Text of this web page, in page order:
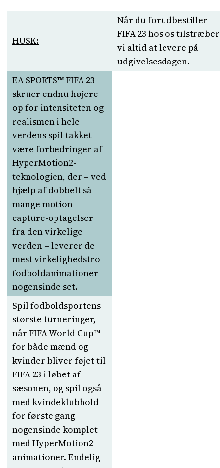
HUSK:
Når du forudbestiller
FIFA 23 hos os tilstræber
vi altid at levere på
udgivelsesdagen.
EA SPORTS™ FIFA 23
skruer endnu højere
op for intensiteten og
realismen i hele
verdens spil takket
være forbedringer af
HyperMotion2-
teknologien, der – ved
hjælp af dobbelt så
mange motion
capture-optagelser
fra den virkelige
verden – leverer de
mest virkelighedstro
fodboldanimationer
nogensinde set.
Spil fodboldsportens
største turneringer,
når FIFA World Cup™
for både mænd og
kvinder bliver føjet til
FIFA 23 i løbet af
sæsonen, og spil også
med kvindeklubhold
for første gang
nogensinde komplet
med HyperMotion2-
animationer. Endelig